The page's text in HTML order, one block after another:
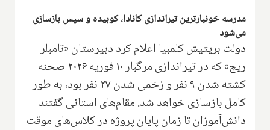
مدرسه خونبارترین تیراندازی کانادا، کوبیده و سپس بازسازی
می‌شود
دولت بریتیش کلمبیا اعلام کرد دبیرستان «تامبلر
ریج» که در تیراندازی مرگبار ۱۰ فوریه ۲۰۲۶ صحنه
کشته شدن ۹ نفر و زخمی شدن ۲۷ نفر بود، به طور
کامل بازسازی خواهد شد. مقام‌های استانی گفتند
دانش‌آموزان تا زمان پایان پروژه در کلاس‌های موقت